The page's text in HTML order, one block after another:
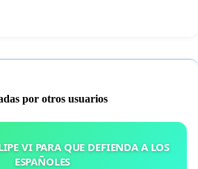
por otros usuarios
VI PARA QUE DEFIENDA A LOS
ESPAÑOLES